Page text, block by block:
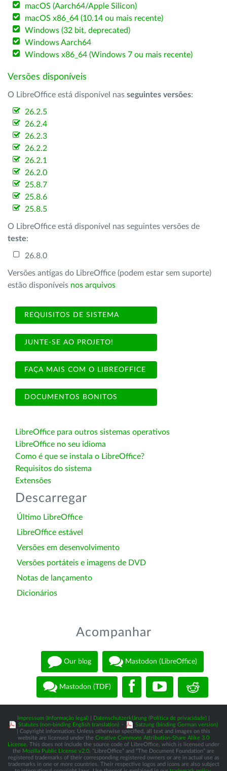
macOS (Aarch64/Apple Silicon)
macOS x86_64 (10.14 ou mais recente)
Windows (32 bit, deprecated)
Windows Aarch64
Windows x86_64 (Windows 7 ou mais recente)
Versões disponíveis
O LibreOffice está disponível nas seguintes versões:
26.2.5
26.2.4
26.2.3
26.2.2
26.2.1
26.2.0
25.8.7
25.8.6
25.8.5
O LibreOffice está disponível nas seguintes versões de
teste:
26.8.0
Versões antigas do LibreOffice (podem estar sem suporte)
estão disponíveis nos arquivos
REQUISITOS DE SISTEMA
JUNTE-SE AO PROJETO!
FAÇA MAIS COM O LIBREOFFICE
DOCUMENTOS BONITOS
LibreOffice para outros sistemas operativos
LibreOffice no seu idioma
Como é que se instala o LibreOffice?
Requisitos do sistema
Extensões
Descarregar
Último LibreOffice
LibreOffice estável
Versões em desenvolvimento
Versões portáteis e imagens de DVD
Notas de lançamento
Dicionários
Acompanhar
Our blog Mastodon (LibreOffice)
Mastodon (TDF)
Impressum (Informação legal) Datenschutzerklärung (Política de privacidade)
Statutes (non-binding English translation) -
Satzung (binding German version)
| Copyright information: Unless otherwise specified, all text and images on this
website are licensed under the Creative Commons Attribution-Share Alike 3.0
License . This does not include the source code of LibreOffice, which is licensed under
the Mozilla Public License v2.0 . “LibreOffice” and “The Document Foundation” are
registered trademarks of their corresponding registered owners or are in actual use as
trademarks in one or more countries. Their respective logos and icons are also subject